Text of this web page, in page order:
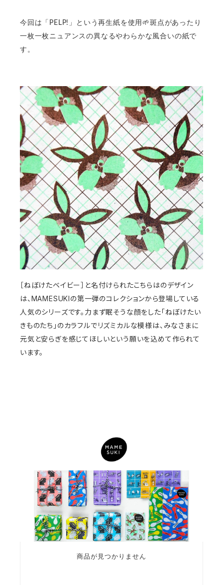
今回は「PELP!」という再生紙を使用🌱斑点があったり
一枚一枚ニュアンスの異なるやわらかな風合いの紙で
す。
［ねぼけたベイビー］と名付けられたこちらはのデザイン
は、MAMESUKIの第一弾のコレクションから登場している
人気のシリーズです。力まず眠そうな顔をした「ねぼけたい
きものたち」のカラフルでリズミカルな模様は、みなさまに
元気と安らぎを感じてほしいという願いを込めて作られて
います。